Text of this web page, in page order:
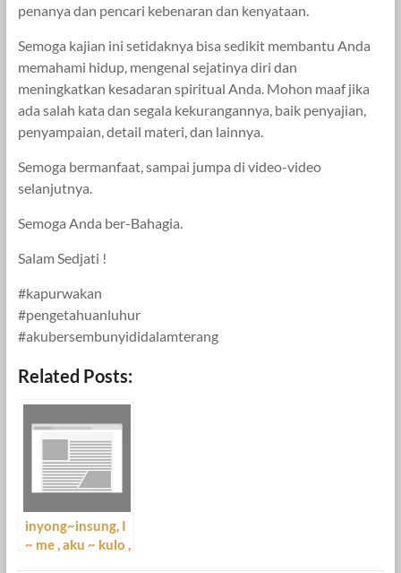
penanya dan pencari kebenaran dan kenyataan.
Semoga kajian ini setidaknya bisa sedikit membantu Anda
memahami hidup, mengenal sejatinya diri dan
meningkatkan kesadaran spiritual Anda. Mohon maaf jika
ada salah kata dan segala kekurangannya, baik penyajian,
penyampaian, detail materi, dan lainnya.
Semoga bermanfaat, sampai jumpa di video-video
selanjutnya.
Semoga Anda ber-Bahagia.
Salam Sedjati !
#kapurwakan
#pengetahuanluhur
#akubersembunyididalamterang
Related Posts:
inyong~insung, I
~ me , aku ~ kulo ,